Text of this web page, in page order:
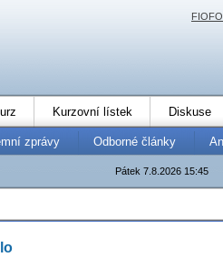
Kurzovní lístek Diskuse
zprávy Odborné články
Pátek 7.8.2026 15:45